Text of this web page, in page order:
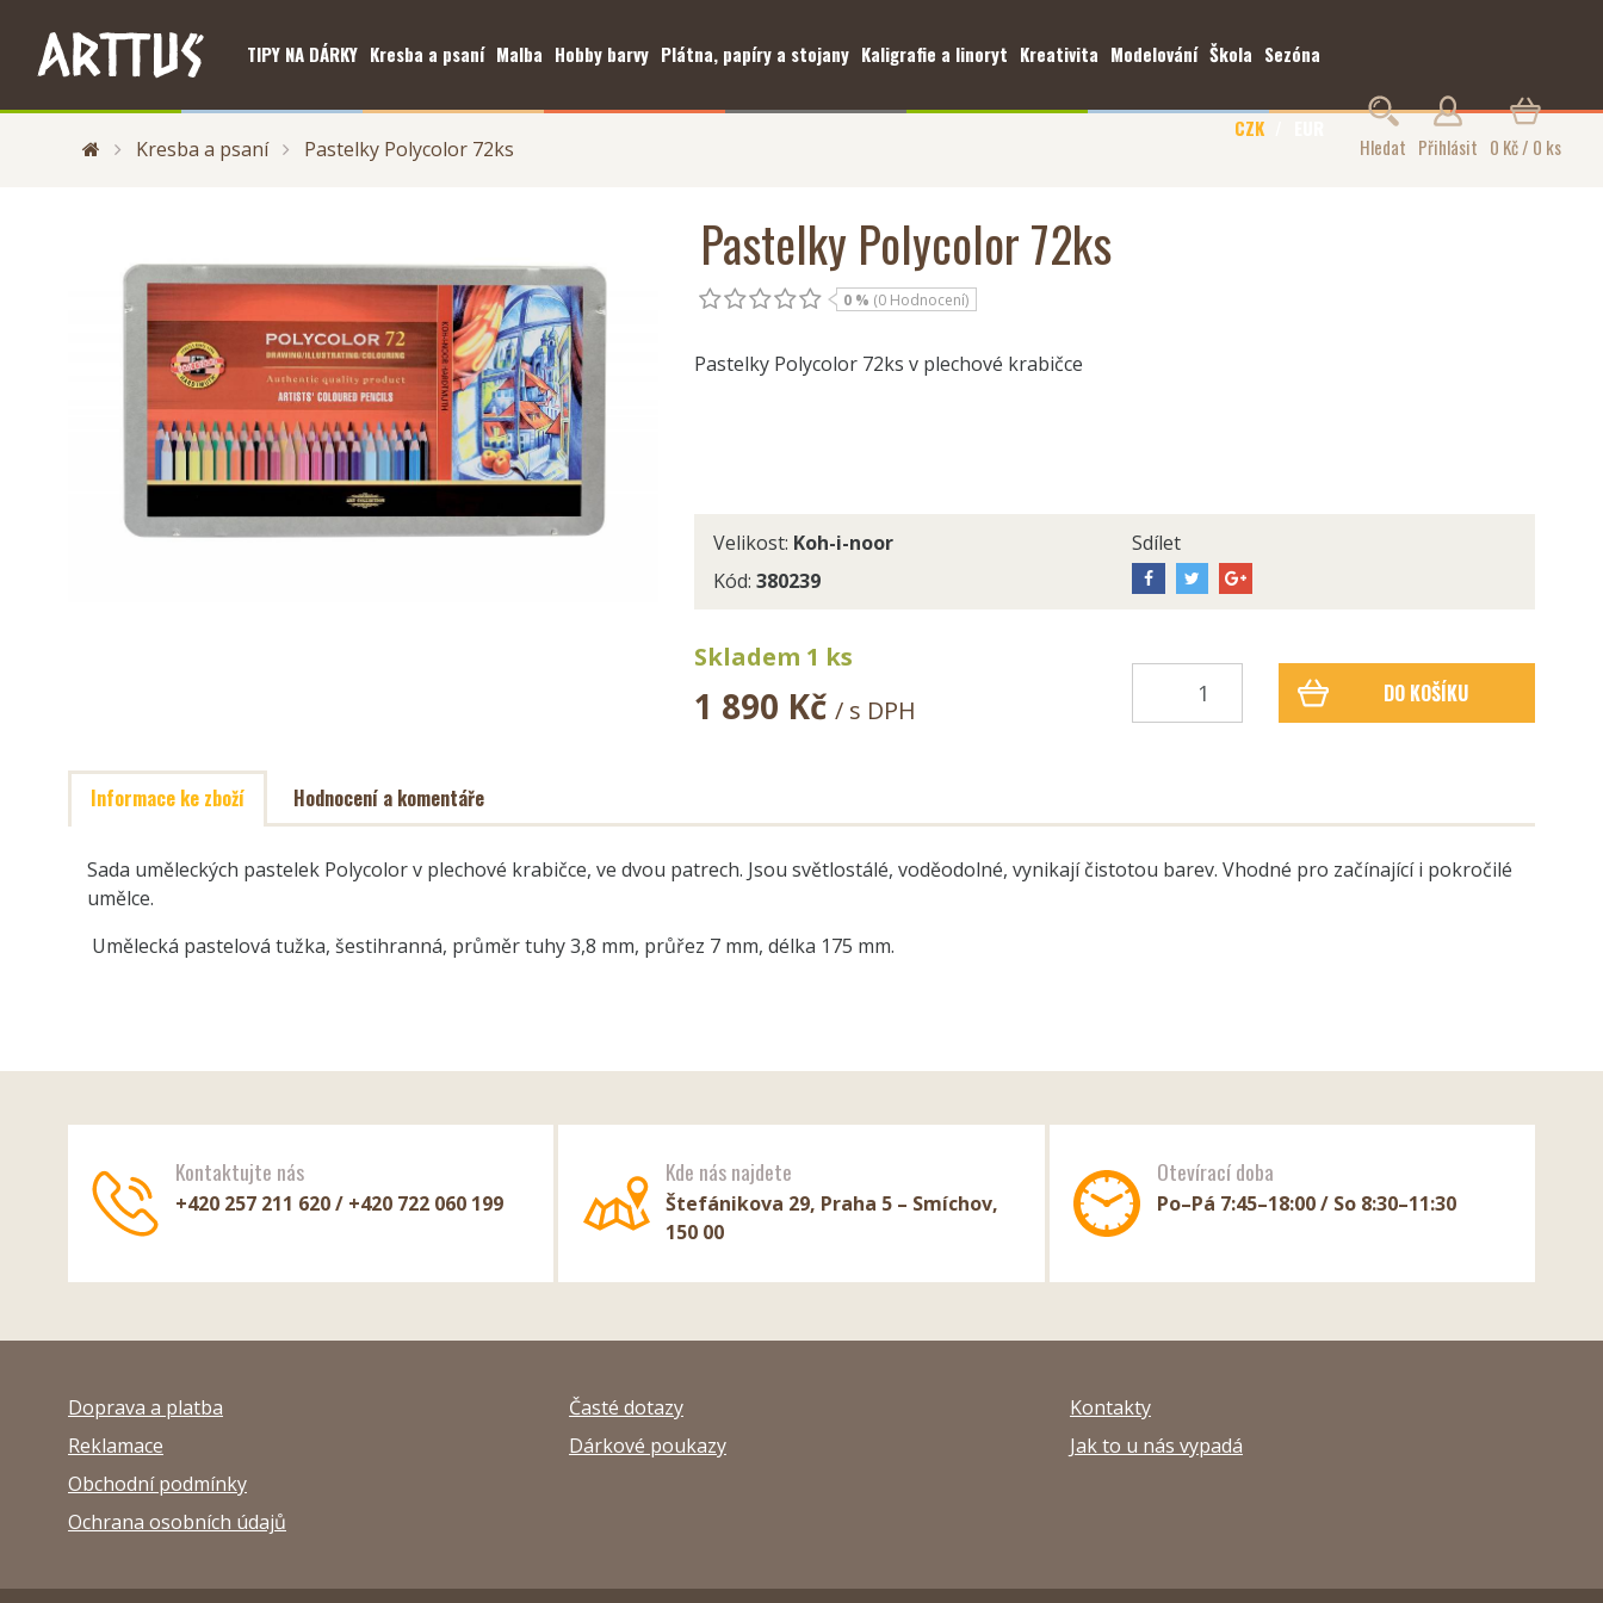
TIPY NA DÁRKY Kresba a psaní Malba Hobby barvy Plátna, papíry a stojany Kaligrafie a linoryt Kreativita Modelování Škola Sezóna
CZK
Hledat Přihlásit 0 Kč / 0 ks
Kresba a psaní Pastelky Polycolor 72ks
Pastelky Polycolor 72ks
0 % (0 Hodnocení)
Pastelky Polycolor 72ks v plechové krabičce
Velikost: Koh-i-noor
Kód: 380239
Sdílet
Skladem 1 ks
1 890 Kč / s DPH
DO KOŠÍKU
Informace ke zboží Hodnocení a komentáře
Sada uměleckých pastelek Polycolor v plechové krabičce, ve dvou patrech. Jsou světlostálé, voděodolné, vynikají čistotou barev. Vhodné pro začínající i pokročilé
umělce.
Umělecká pastelová tužka, šestihranná, průměr tuhy 3,8 mm, průřez 7 mm, délka 175 mm.
Kontaktujte nás
+420 257 211 620 / +420 722 060 199
Kde nás najdete
Štefánikova 29, Praha 5 – Smíchov,
150 00
Otevírací doba
Po–Pá 7:45–18:00 / So 8:30–11:30
Doprava a platba
Reklamace
Obchodní podmínky
Ochrana osobních údajů
Časté dotazy
Dárkové poukazy
Kontakty
Jak to u nás vypadá